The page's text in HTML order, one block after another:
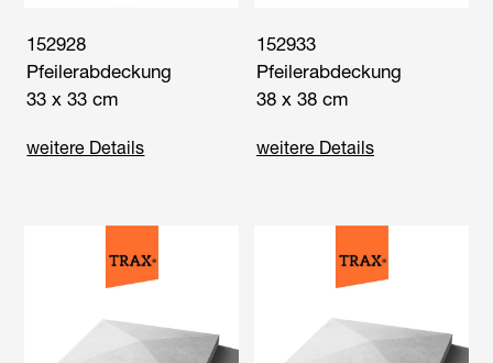
152928
Pfeilerabdeckung
33 x 33 cm
weitere Details
152933
Pfeilerabdeckung
38 x 38 cm
weitere Details